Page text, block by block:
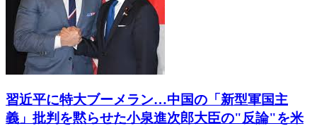
習近平に特大ブーメラン…中国の「新型軍国主
義」批判を黙らせた小泉進次郎大臣の"反論"を米